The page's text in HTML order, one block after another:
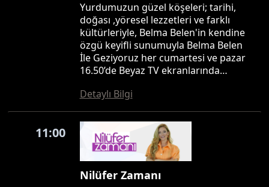
Yurdumuzun güzel köşeleri; tarihi,
doğası ,yöresel lezzetleri ve farklı
kültürleriyle, Belma Belen'in kendine
özgü keyifli sunumuyla Belma Belen
İle Geziyoruz her cumartesi ve pazar
16.50’de Beyaz TV ekranlarında…
Detaylı Bilgi
11:00
Nilüfer Zamanı